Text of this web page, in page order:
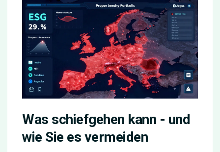
Was schiefgehen kann - und
wie Sie es vermeiden